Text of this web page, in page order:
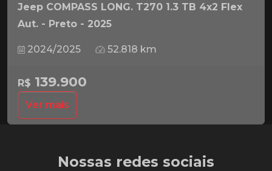
Jeep COMPASS LONG. T270 1.3 TB 4x2 Flex
Aut. - Preto - 2025
2024/2025 52.818 km
R$ 139.900
Ver mais
Nossas redes sociais